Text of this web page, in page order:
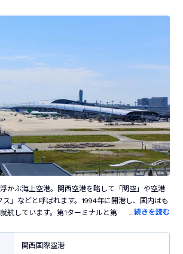
かぶ海上空港。関西空港を略して「関空」や空港
ス」などと呼ばれます。1994年に開港し、国内はも
航しています。第1ターミナルと第2ターミナルで
の設計。大阪の中心から電車で1本でアクセスも良
…続きを読む
関西国際空港